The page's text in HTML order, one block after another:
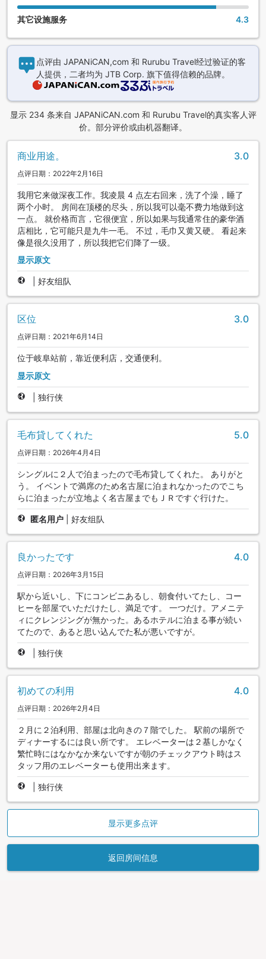
其它设施服务 4.3
点评由 JAPANiCAN,com 和 Rurubu Travel经过验证的客
人提供，二者均为 JTB Corp. 旗下值得信赖的品牌。
显示 234 条来自 JAPANiCAN.com 和 Rurubu Travel的真实客人评
价。部分评价或由机器翻译。
商业用途。 3.0
点评日期：2022年2月16日
我用它来做深夜工作。我凌晨 4 点左右回来，洗了个澡，睡了
两个小时。 房间在顶楼的尽头，所以我可以毫不费力地做到这
一点。 就价格而言，它很便宜，所以如果与我通常住的豪华酒
店相比，它可能只是九牛一毛。 不过，毛巾又黄又硬。 看起来
像是很久没用了，所以我把它们降了一级。
显示原文
好友组队
区位 3.0
点评日期：2021年6月14日
位于岐阜站前，靠近便利店，交通便利。
显示原文
独行侠
毛布貸してくれた 5.0
点评日期：2026年4月4日
シングルに２人で泊まったので毛布貸してくれた。 ありがと
う。 イベントで満席のため名古屋に泊まれなかったのでこち
らに泊まったが立地よく名古屋までもＪＲですぐ行けた。
匿名用户 好友组队
良かったです 4.0
点评日期：2026年3月15日
駅から近いし、下にコンビニあるし、朝食付いてたし、コー
ヒーを部屋でいただけたし、満足です。 一つだけ。アメニテ
ィにクレンジングが無かった。あるホテルに泊まる事が続い
てたので、あると思い込んでた私が悪いですが。
独行侠
初めての利用 4.0
点评日期：2026年2月4日
２月に２泊利用、部屋は北向きの７階でした。 駅前の場所で
ディナーするには良い所です。 エレベーターは２基しかなく
繁忙時にはなかなか来ないですが朝のチェックアウト時はス
タッフ用のエレベーターも使用出来ます。
独行侠
显示更多点评
返回房间信息